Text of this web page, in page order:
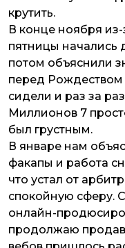
крутить.
В конце ноября
пятницы начались
потом объяснили
перед
сидели и раз за
Миллионов 7
был грустным.
В январе нам
факапы и работа
что устал от
спокойную сферу.
онлайн-
продолжаю